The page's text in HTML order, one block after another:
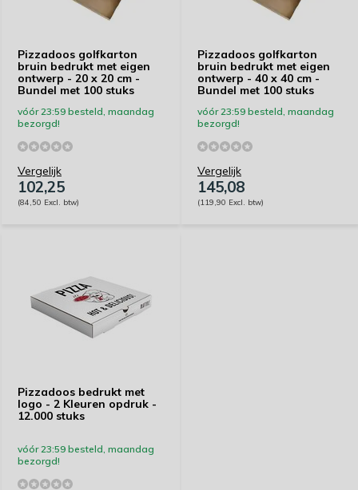
Pizzadoos golfkarton
bruin bedrukt met eigen
ontwerp - 20 x 20 cm -
Bundel met 100 stuks
vóór 23:59 besteld, maandag
bezorgd!
Vergelijk
102,25
(84,50 Excl. btw)
Pizzadoos golfkarton
bruin bedrukt met eigen
ontwerp - 40 x 40 cm -
Bundel met 100 stuks
vóór 23:59 besteld, maandag
bezorgd!
Vergelijk
145,08
(119,90 Excl. btw)
Pizzadoos bedrukt met
logo - 2 Kleuren opdruk -
12.000 stuks
vóór 23:59 besteld, maandag
bezorgd!